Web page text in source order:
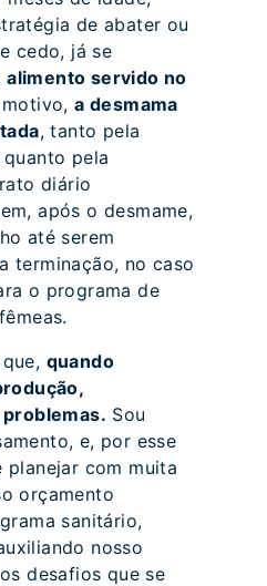
de abater ou
cedo, já se
alimento servido no
motivo,a desmama
, tanto pela
pela
diário
após o desmame,
até serem
terminação, no caso
o programa de
quando
Sou
e, por esse
planejar com muita
orçamento
sanitário,
nosso
desafios que se